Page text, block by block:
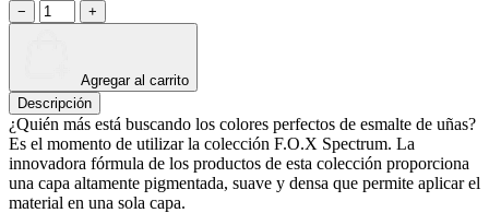
− +
Agregar al carrito
Descripción
¿Quién más está buscando los colores perfectos de esmalte de uñas?
Es el momento de utilizar la colección F.O.X Spectrum. La
innovadora fórmula de los productos de esta colección proporciona
una capa altamente pigmentada, suave y densa que permite aplicar el
material en una sola capa.